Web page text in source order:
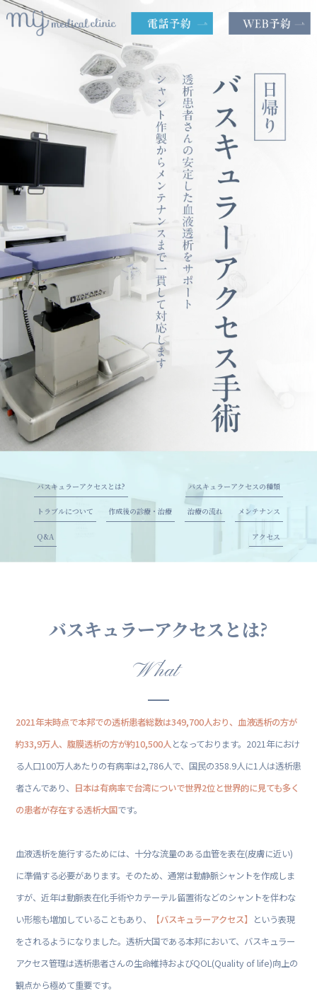
バスキュラーアクセスとは? バスキュラーアクセスの種類
トラブルについて 作成後の診療・治療 治療の流れ メンテナンス
Q&A アクセス
バスキュラーアクセスとは?
What
2021年末時点で本邦での透析患者総数は349,700人おり、血液透析の方が
約33,9万人、腹膜透析の方が約10,500人となっております。2021年におけ
る人口100万人あたりの有病率は2,786人で、国民の358.9人に1人は透析患
者さんであり、 日本は有病率で台湾についで世界2位と世界的に見ても多く
の患者が存在する透析大国です。
血液透析を施行するためには、十分な流量のある血管を表在(皮膚に近い)
に準備する必要があります。そのため、通常は動静脈シャントを作成しま
すが、近年は動脈表在化手術やカテーテル留置術などのシャントを伴わな
い形態も増加していることもあり、
【バスキュラーアクセス】
という表現
をされるようになりました。透析大国である本邦において、バスキュラー
アクセス管理は透析患者さんの生命維持およびQOL(Quality of life)向上の
観点から極めて重要です。